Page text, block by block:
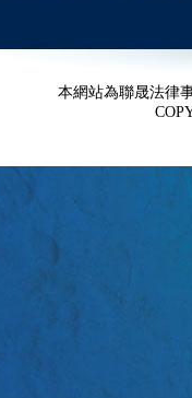
本網站為聯晟法律